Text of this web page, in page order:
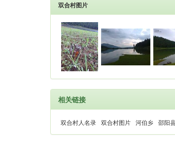
双合村图片
相关链接
双合村人名录 双合村图片 河伯乡 邵阳